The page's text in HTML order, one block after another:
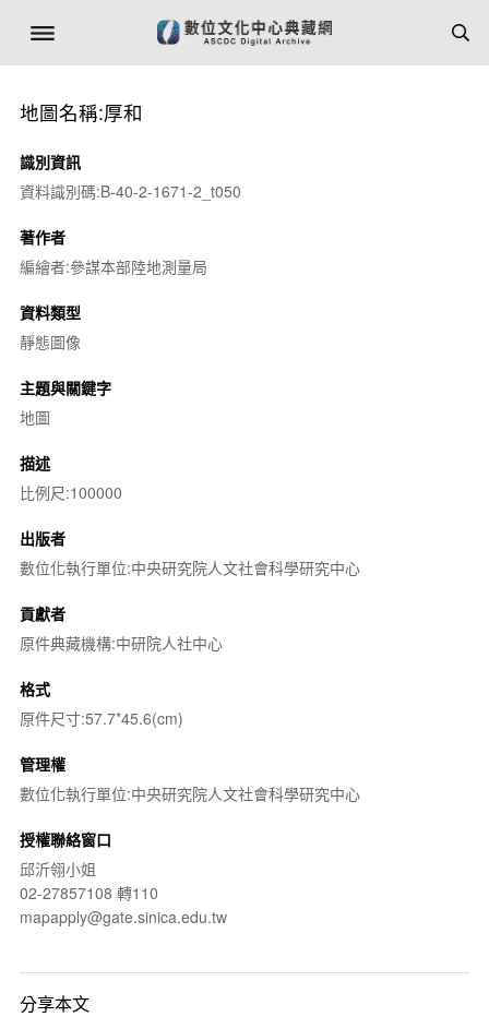
地圖名稱:厚和
識別資訊
資料識別碼:B-40-2-1671-2_t050
著作者
編繪者:參謀本部陸地測量局
資料類型
靜態圖像
主題與關鍵字
地圖
描述
比例尺:100000
出版者
數位化執行單位:中央研究院人文社會科學研究中心
貢獻者
原件典藏機構:中研院人社中心
格式
原件尺寸:57.7*45.6(cm)
管理權
數位化執行單位:中央研究院人文社會科學研究中心
授權聯絡窗口
邱沂翎小姐
02-27857108 轉110
mapapply@gate.sinica.edu.tw
分享本文